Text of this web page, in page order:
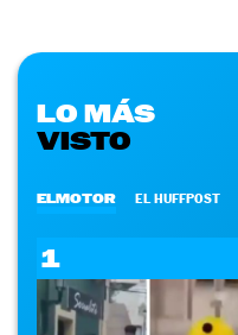
LO MÁS
VISTO
ELMOTOR EL HUFFPOST
1